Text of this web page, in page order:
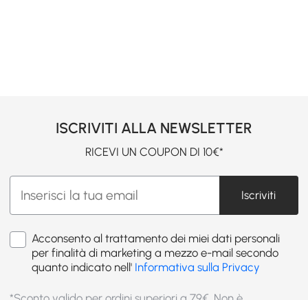
ISCRIVITI ALLA NEWSLETTER
RICEVI UN COUPON DI 10€*
Iscriviti
Acconsento al trattamento dei miei dati personali
per finalità di marketing a mezzo e-mail secondo
quanto indicato nell' Informativa sulla Privacy